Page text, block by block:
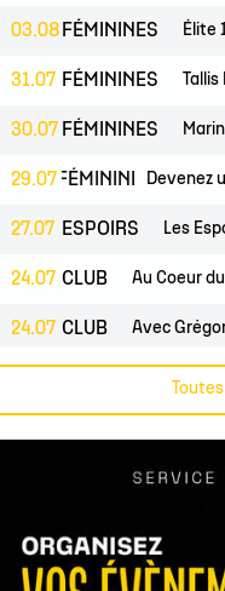
03.08 FÉMININES Élite
31.07 FÉMININES
30.07 FÉMININES
29.07
FÉMININES CLUBDevenez
27.07 ESPOIRS Les
24.07 CLUB Au Coeur
24.07 CLUB Avec